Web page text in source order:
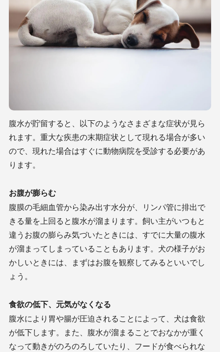
腹水が貯留すると、以下のようなさまざまな症状が見ら
れます。重大な疾患の末期症状として現れる場合が多い
ので、現れた場合はすぐに動物病院を受診する必要があ
ります。
お腹が膨らむ
腹膜の毛細血管から染み出す水分が、リンパ管に排出で
きる量を上回ると腹水が溜まります。飼い主がいつもと
違うお腹の膨らみ気づいたときには、すでに大量の腹水
が溜まってしまっていることもあります。犬の様子がお
かしいときには、まずはお腹を観察してみるといいでし
ょう。
食欲の低下、元気がなくなる
腹水により胃や腸が圧迫されることによって、犬は食欲
が低下します。また、腹水が溜まることでおなかが重く
なって動きがのろのろしていたり、フードが食べられな